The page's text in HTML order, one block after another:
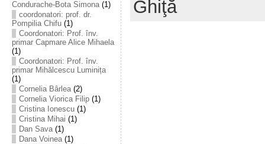
Condurache-Bota Simona(1)
coordonatori: prof. dr.
Pompilia Chifu(1)
Coordonatori: Prof. înv.
primar Capmare Alice Mihaela
(1)
Coordonatori: Prof. înv.
primar Mihălcescu Luminița
(1)
Cornelia Bârlea(2)
Cornelia Viorica Filip(1)
Cristina Ionescu(1)
Cristina Mihai (1)
Dan Sava(1)
Dana Voinea(1)
Ghiţă